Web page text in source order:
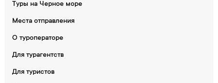
Туры на Черное море
Места отправления
О туроператоре
Для турагентств
Для туристов